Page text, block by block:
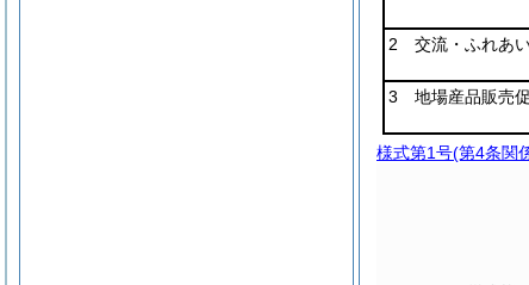
2 交流・ふれあ
3 地場産品販売
様式第1号(第4条関